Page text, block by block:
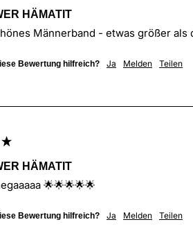
HÄMATIT
Männerband - etwas größer
Bewertung hilfreich? Ja Melden Teilen
HÄMATIT
🌟🌟🌟🌟🌟
Bewertung hilfreich? Ja Melden Teilen